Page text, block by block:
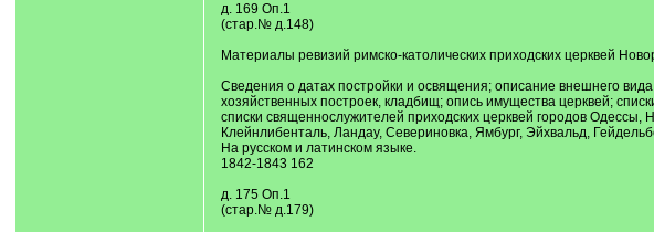
д. 169 Оп.1
(стар.№ д.148)
Материалы ревизий римско-католических приходских церквей
Сведения о датах постройки и освящения; описание внешнего
хозяйственных построек, кладбищ; опись имущества церквей;
списки священнослужителей приходских церквей городов
Клейнлибенталь, Ландау, Севериновка, Ямбург, Эйхвальд,
На русском и латинском языке.
1842-1843 162
д. 175 Оп.1
(стар.№ д.179)